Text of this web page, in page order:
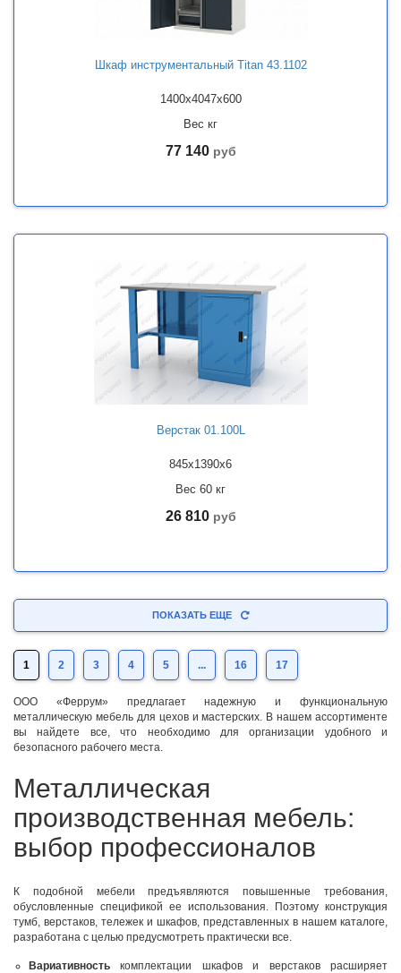
Шкаф инструментальный Titan 43.1102
1400x4047x600
Вес кг
77 140 руб
Верстак 01.100L
845x1390x6
Вес 60 кг
26 810 руб
ПОКАЗАТЬ ЕЩЕ
1 2 3 4 5 ... 16 17
ООО «Феррум» предлагает надежную и функциональную
металлическую мебель для цехов и мастерских. В нашем ассортименте
вы найдете все, что необходимо для организации удобного и
безопасного рабочего места.
Металлическая
производственная мебель:
выбор профессионалов
К подобной мебели предъявляются повышенные требования,
обусловленные спецификой ее использования. Поэтому конструкция
тумб, верстаков, тележек и шкафов, представленных в нашем каталоге,
разработана с целью предусмотреть практически все.
Вариативность комплектации шкафов и верстаков расширяет